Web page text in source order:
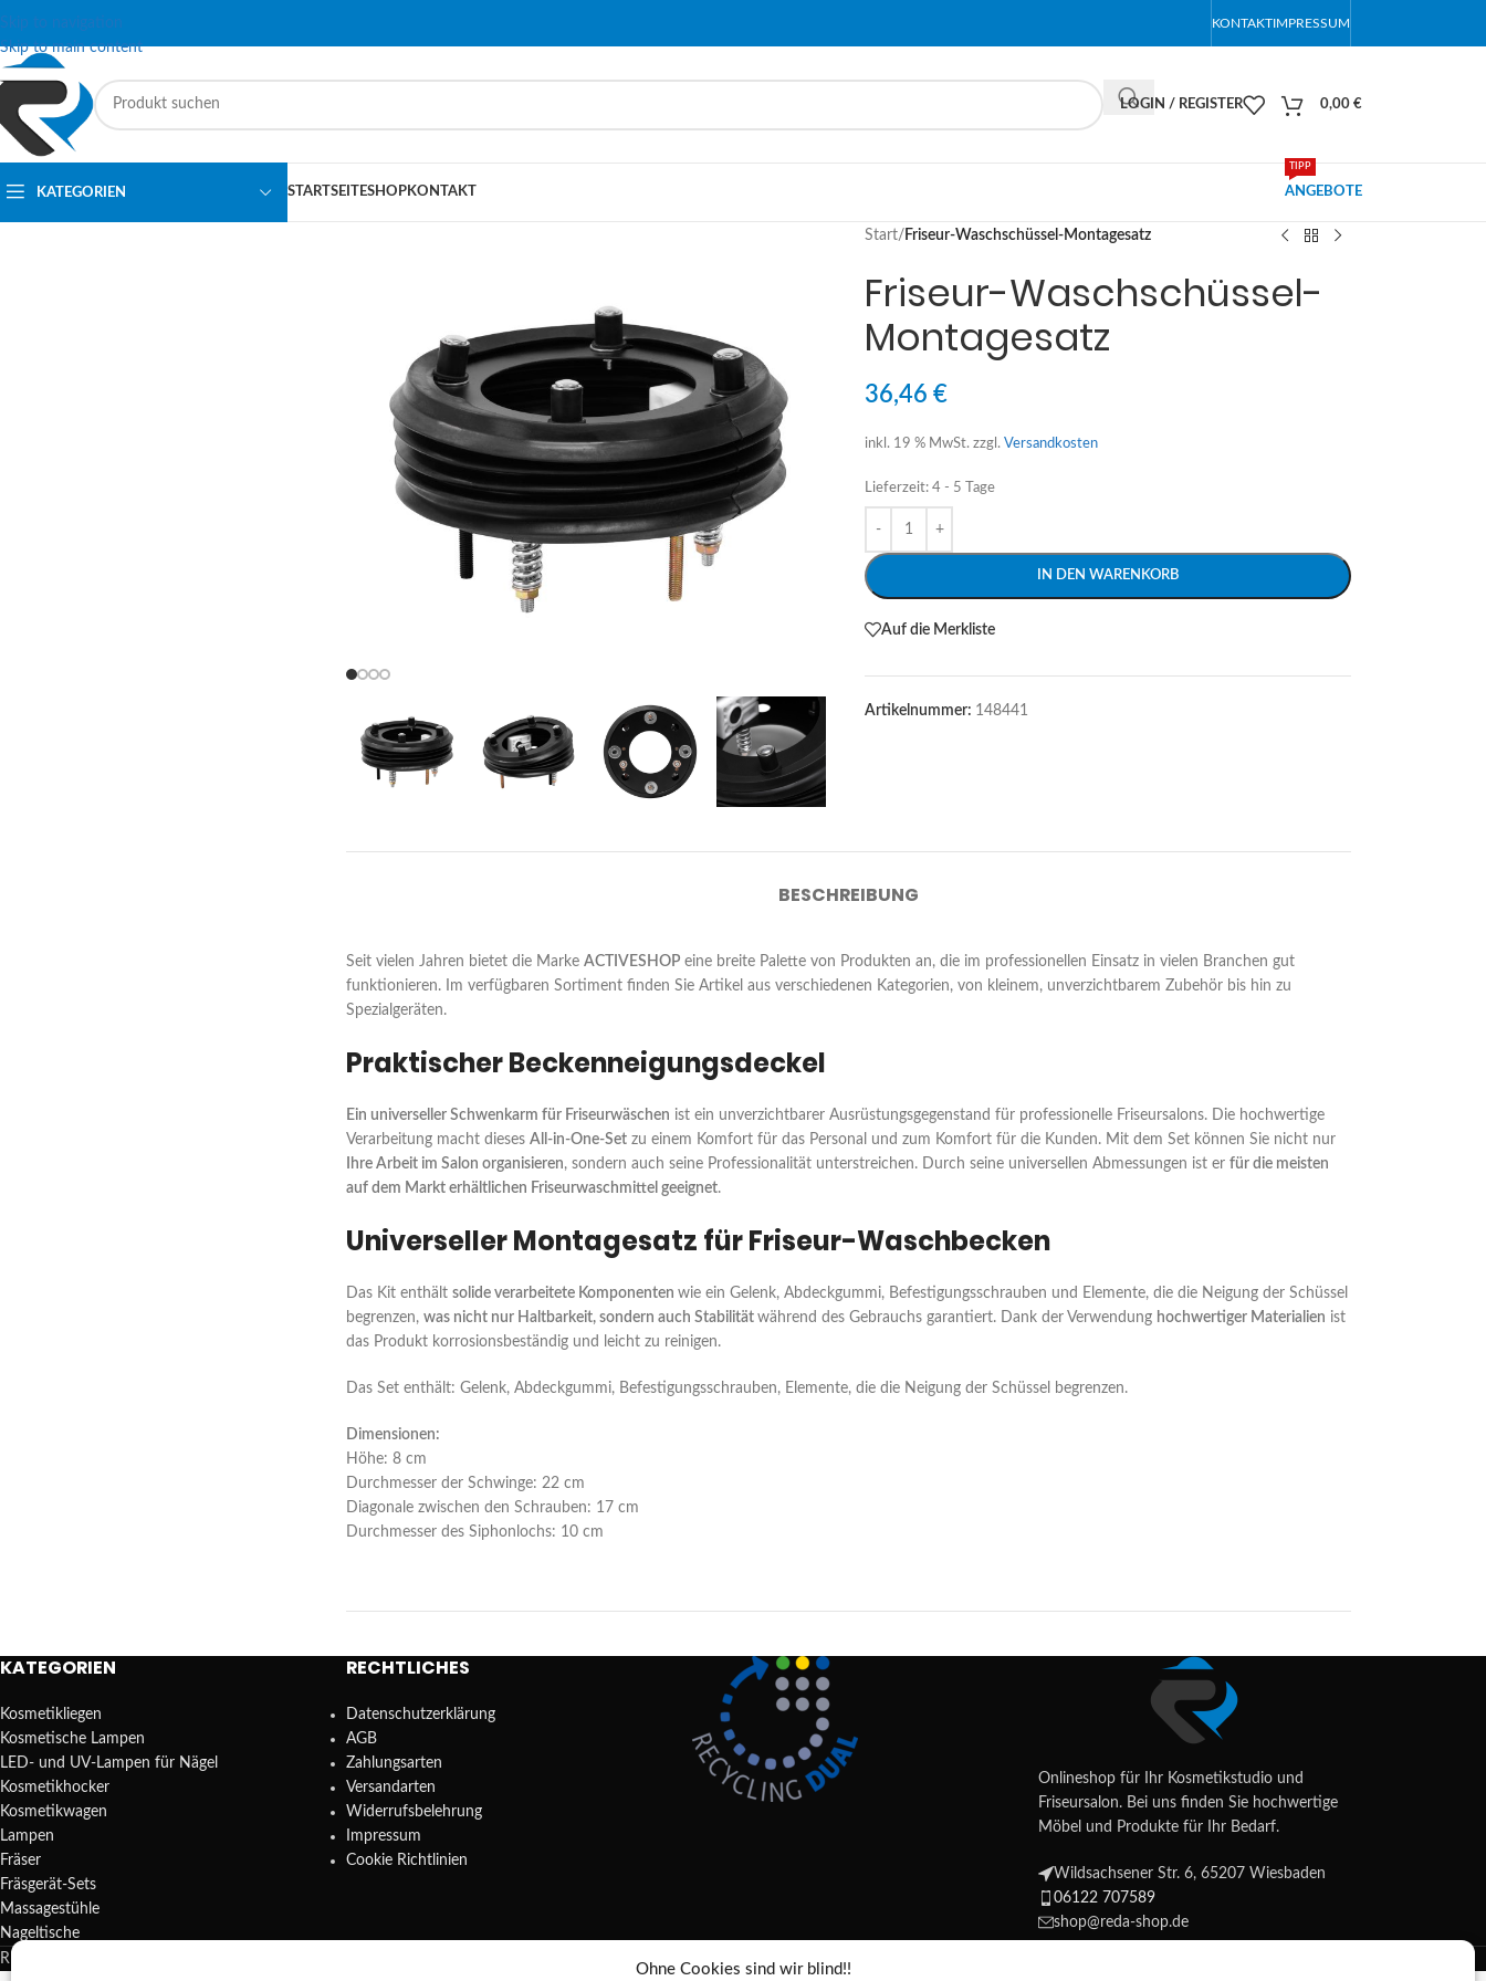
Ohne Cookies sind wir blind!!
Skip to navigation
Skip to main content
KONTAKTIMPRESSUM
LOGIN / REGISTER 0,00 €
KATEGORIEN STARTSEITESHOPKONTAKT ANGEBOTE
TIPP
Start/ Friseur-Waschschüssel-Montagesatz
Friseur-Waschschüssel-
Montagesatz
36,46€
inkl. 19 % MwSt. zzgl.Versandkosten
Lieferzeit:4 - 5 Tage
IN DEN WARENKORB
Alternative:
Auf die Merkliste
Artikelnummer: 148441
BESCHREIBUNG
Seit vielen Jahren bietet die Marke ACTIVESHOP eine breite Palette von Produkten an, die im professionellen Einsatz in vielen Branchen gut
funktionieren. Im verfügbaren Sortiment finden Sie Artikel aus verschiedenen Kategorien, von kleinem, unverzichtbarem Zubehör bis hin zu
Spezialgeräten.
Praktischer Beckenneigungsdeckel
Ein universeller Schwenkarm für Friseurwäschen ist ein unverzichtbarer Ausrüstungsgegenstand für professionelle Friseursalons. Die hochwertige
Verarbeitung macht dieses All-in-One-Setzu einem Komfort für das Personal und zum Komfort für die Kunden. Mit dem Set können Sie nicht nur
Ihre Arbeit im Salon organisieren, sondern auch seine Professionalität unterstreichen. Durch seine universellen Abmessungen ist er für die meisten
auf dem Markt erhältlichen Friseurwaschmittel geeignet.
Universeller Montagesatz für Friseur-Waschbecken
Das Kit enthält solide verarbeitete Komponenten wie ein Gelenk, Abdeckgummi, Befestigungsschrauben und Elemente, die die Neigung der Schüssel
begrenzen, was nicht nur Haltbarkeit, sondern auch Stabilität während des Gebrauchs garantiert. Dank der Verwendung hochwertiger Materialien ist
das Produkt korrosionsbeständig und leicht zu reinigen.
Das Set enthält: Gelenk, Abdeckgummi, Befestigungsschrauben, Elemente, die die Neigung der Schüssel begrenzen.
Dimensionen:
Höhe: 8 cm
Durchmesser der Schwinge: 22 cm
Diagonale zwischen den Schrauben: 17 cm
Durchmesser des Siphonlochs: 10 cm
KATEGORIEN
Kosmetikliegen
Kosmetische Lampen
LED- und UV-Lampen für Nägel
Kosmetikhocker
Kosmetikwagen
Lampen
Fräser
Fräsgerät-Sets
Massagestühle
Nageltische
RECHTLICHES
Datenschutzerklärung
AGB
Zahlungsarten
Versandarten
Widerrufsbelehrung
Impressum
Cookie Richtlinien
Onlineshop für Ihr Kosmetikstudio und
Friseursalon. Bei uns finden Sie hochwertige
Möbel und Produkte für Ihr Bedarf.
Wildsachsener Str. 6, 65207 Wiesbaden
06122 707589
shop@reda-shop.de
REDA SHOP - Hochwertige Studio Ausstattung